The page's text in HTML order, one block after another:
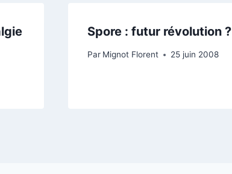
Spore : futur révolution ?
Par Mignot Florent 25 juin 2008